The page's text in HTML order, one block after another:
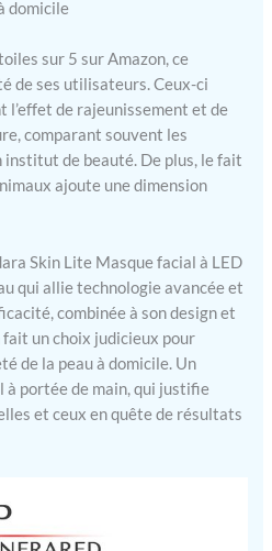
domicile
sur 5 sur Amazon, ce
de ses utilisateurs. Ceux-ci
de rajeunissement et de
comparant souvent les
de beauté. De plus, le fait
ajoute une dimension
Skin Lite Masque facial à LED
qui allie technologie avancée et
combinée à son design et
un choix judicieux pour
de la peau à domicile. Un
portée de main, qui justifie
et ceux en quête de résultats